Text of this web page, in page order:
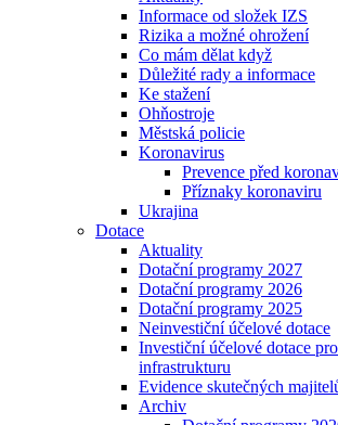
Informace od složek IZS
Rizika a možné ohrožení
Co mám dělat když
Důležité rady a informace
Ke stažení
Ohňostroje
Městská policie
Koronavirus
Prevence před
Příznaky koronaviru
Ukrajina
Dotace
Aktuality
Dotační programy 2027
Dotační programy 2026
Dotační programy 2025
Neinvestiční účelové dotace
Investiční účelové dotace
infrastrukturu
Evidence skutečných
Archiv